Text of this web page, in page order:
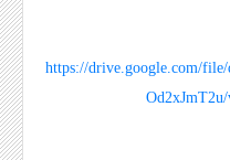
https://drive.google.com/